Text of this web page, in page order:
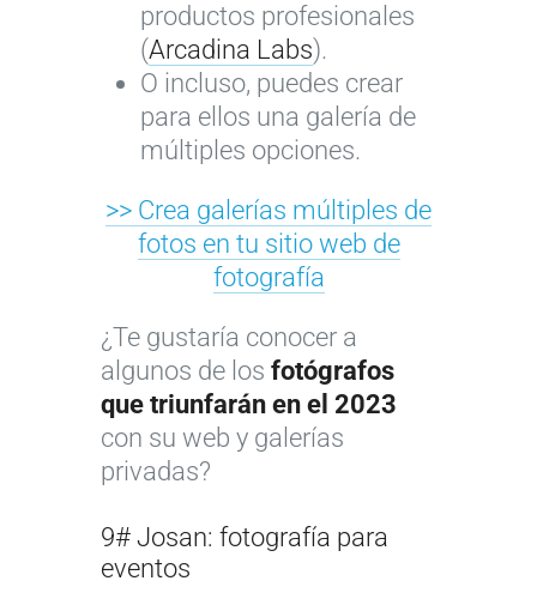
productos profesionales
(Arcadina Labs).
O incluso, puedes crear
para ellos una galería de
múltiples opciones.
>> Crea galerías múltiples de
fotos en tu sitio web de
fotografía
¿Te gustaría conocer a
algunos de los fotógrafos
que triunfarán en el 2023
con su web y galerías
privadas?
9# Josan: fotografía para
eventos